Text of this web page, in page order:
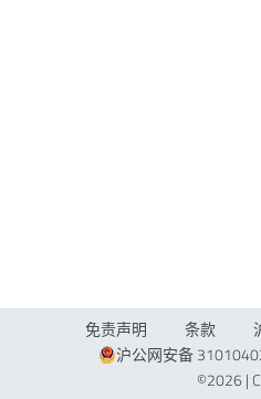
免责声明 条款
沪公网安备
©2026 |